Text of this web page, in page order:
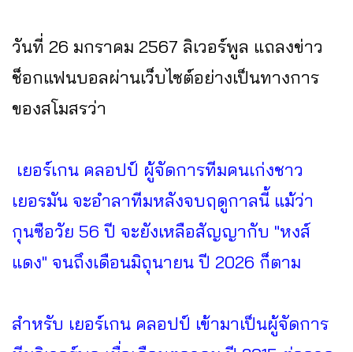
วันที่ 26 มกราคม 2567 ลิเวอร์พูล แถลงข่าว
ช็อกแฟนบอลผ่านเว็บไซต์อย่างเป็นทางการ
ของสโมสรว่า
เยอร์เกน คลอปป์ ผู้จัดการทีมคนเก่งชาว
เยอรมัน จะอำลาทีมหลังจบฤดูกาลนี้ แม้ว่า
กุนซือวัย 56 ปี จะยังเหลือสัญญากับ "หงส์
แดง" จนถึงเดือนมิถุนายน ปี 2026 ก็ตาม
สำหรับ เยอร์เกน คลอปป์ เข้ามาเป็นผู้จัดการ